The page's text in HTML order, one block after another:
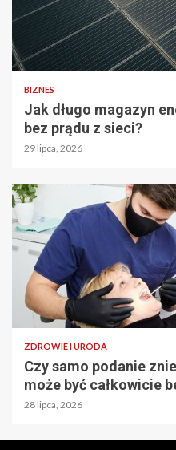
BIZNES
Jak długo magazyn
bez prądu z sieci?
29 lipca, 2026
ZDROWIE I URODA
Czy samo podanie
może być całkowicie
28 lipca, 2026